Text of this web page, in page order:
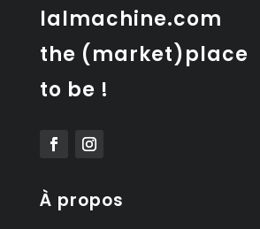
Italy
lalmachine.com
the (market)place
to be !
À propos